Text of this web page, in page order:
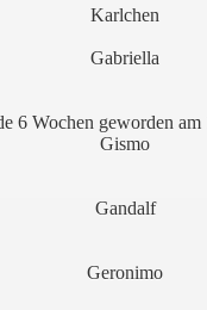
Karlchen
Gabriella
6 Wochen geworden am
Gismo
Gandalf
Geronimo